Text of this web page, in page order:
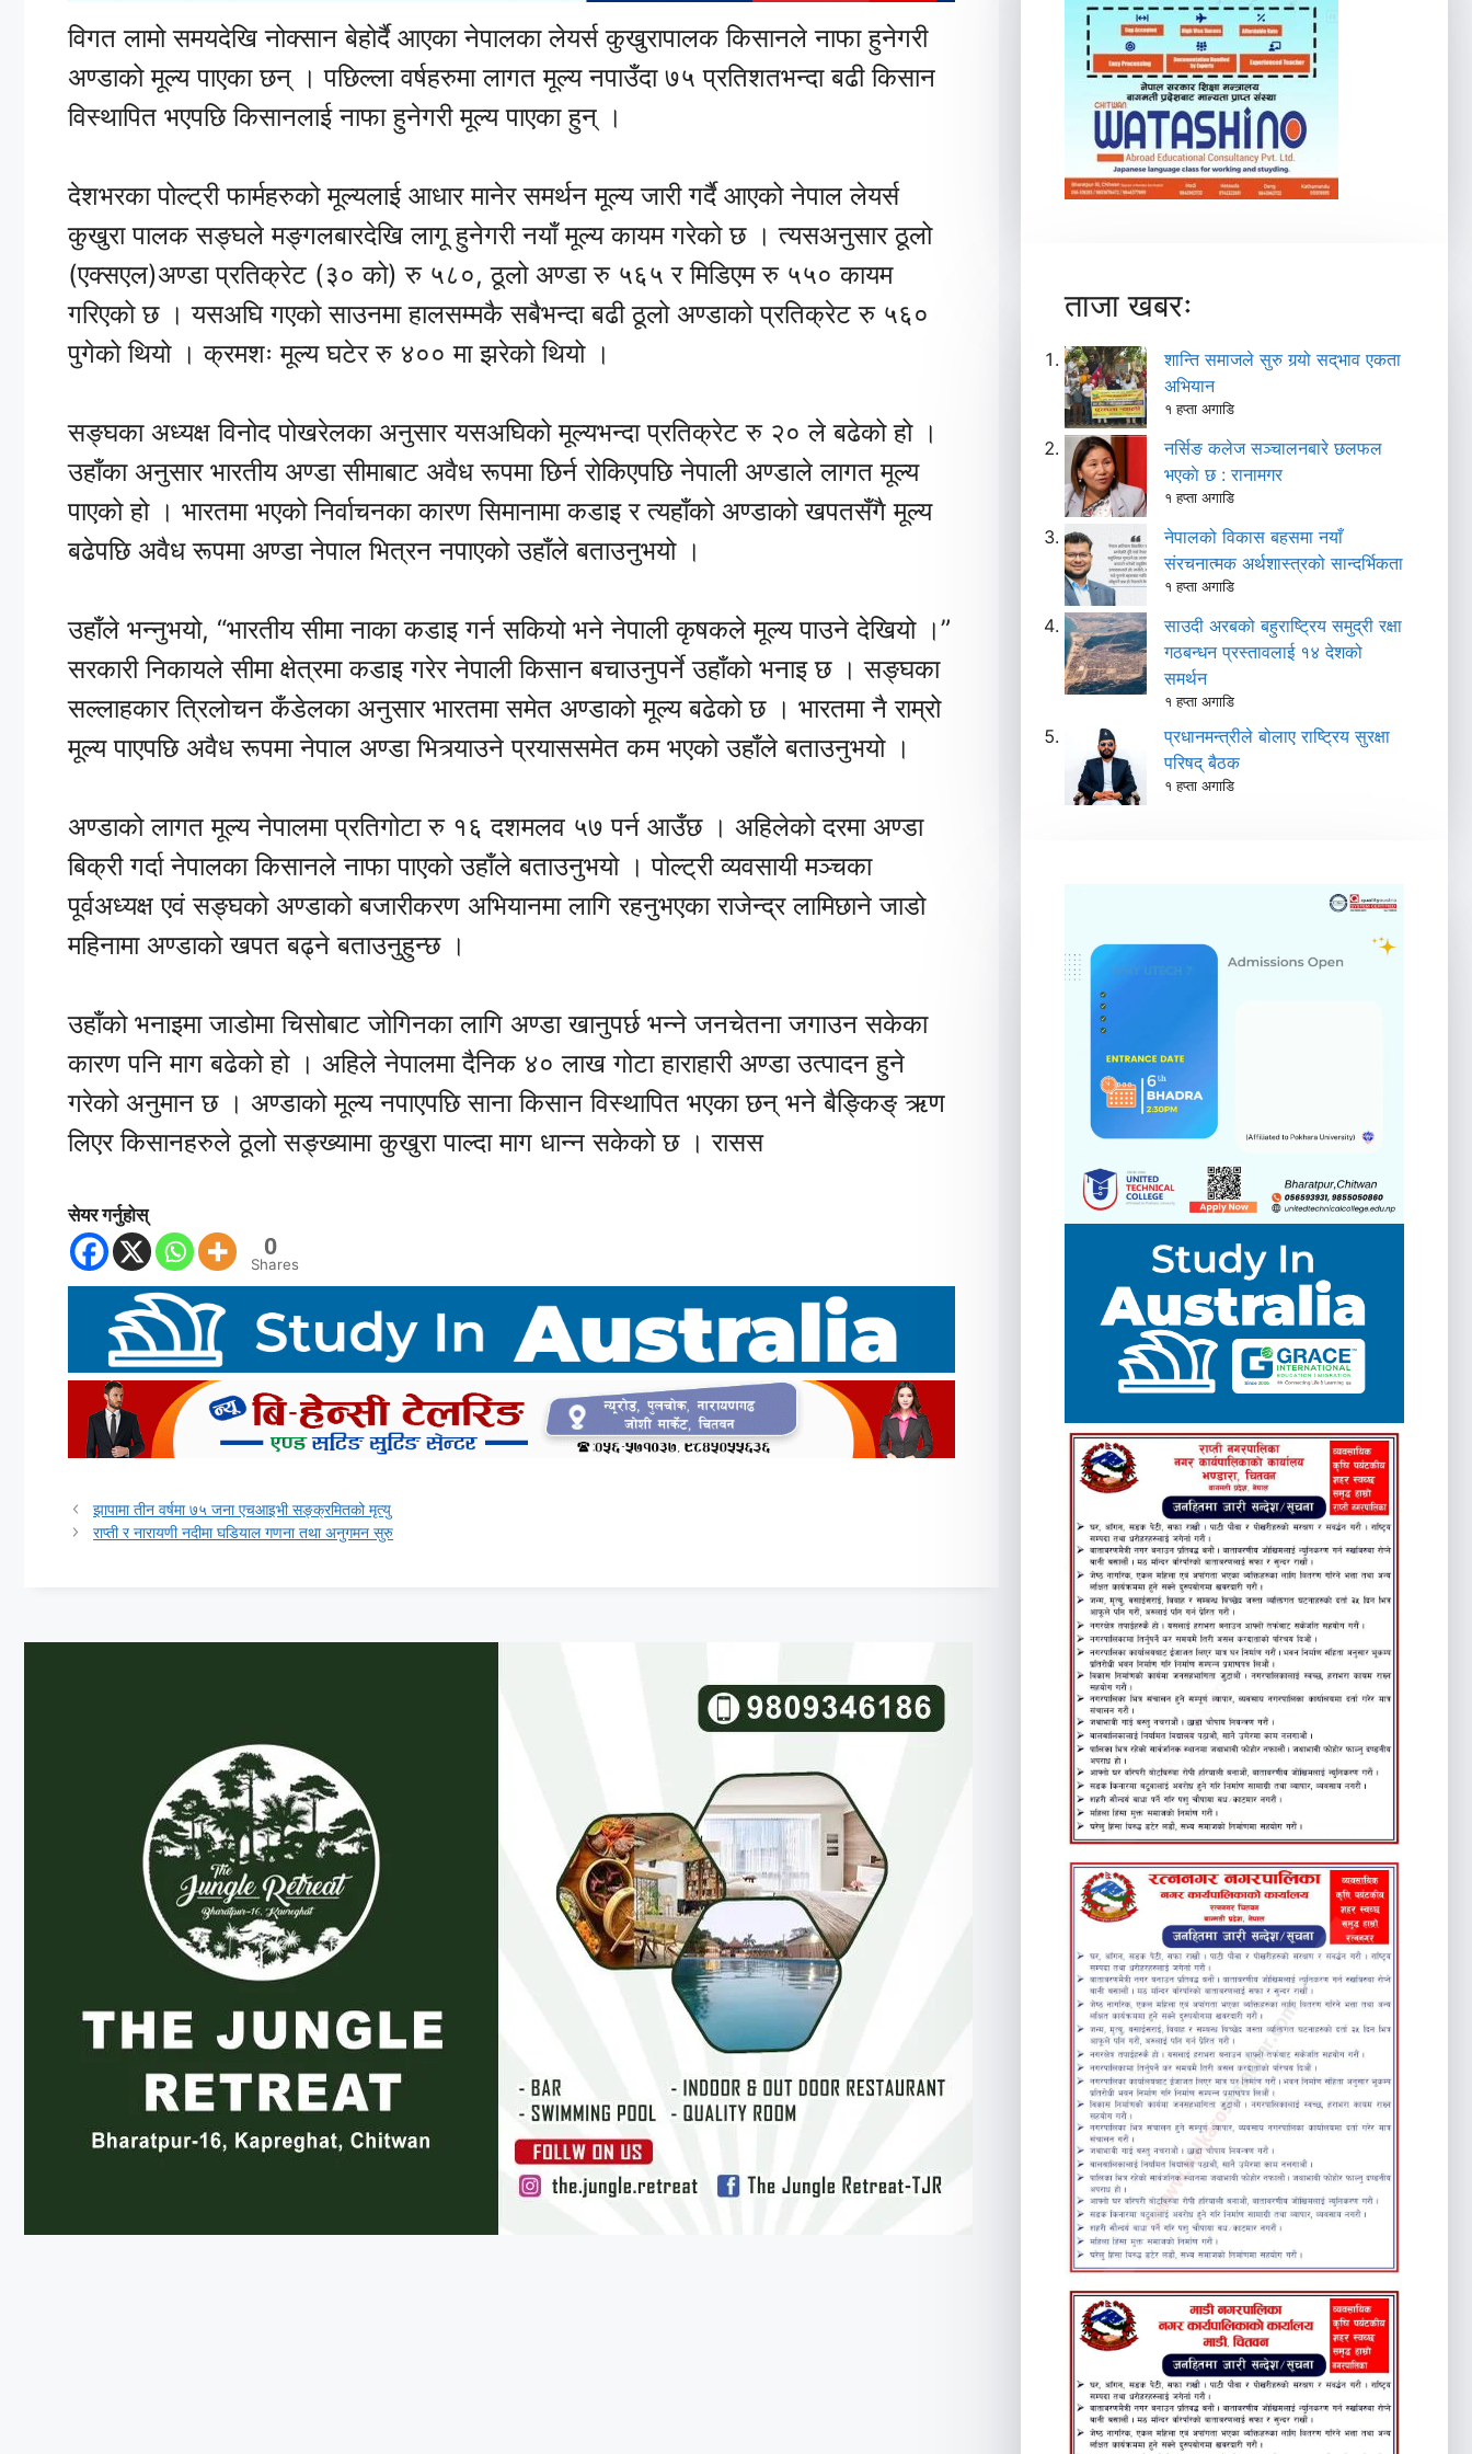
विगत लामो समयदेखि नोक्सान बेहोर्दै आएका नेपालका लेयर्स कुखुरापालक किसानले नाफा हुनेगरी
अण्डाको मूल्य पाएका छन् । पछिल्ला वर्षहरुमा लागत मूल्य नपाउँदा ७५ प्रतिशतभन्दा बढी किसान
विस्थापित भएपछि किसानलाई नाफा हुनेगरी मूल्य पाएका हुन् ।
देशभरका पोल्ट्री फार्महरुको मूल्यलाई आधार मानेर समर्थन मूल्य जारी गर्दै आएको नेपाल लेयर्स
कुखुरा पालक सङ्घले मङ्गलबारदेखि लागू हुनेगरी नयाँ मूल्य कायम गरेको छ । त्यसअनुसार ठूलो
(एक्सएल)अण्डा प्रतिक्रेट (३० को) रु ५८०, ठूलो अण्डा रु ५६५ र मिडिएम रु ५५० कायम
गरिएको छ । यसअघि गएको साउनमा हालसम्मकै सबैभन्दा बढी ठूलो अण्डाको प्रतिक्रेट रु ५६०
पुगेको थियो । क्रमशः मूल्य घटेर रु ४०० मा झरेको थियो ।
सङ्घका अध्यक्ष विनोद पोखरेलका अनुसार यसअघिको मूल्यभन्दा प्रतिक्रेट रु २० ले बढेको हो ।
उहाँका अनुसार भारतीय अण्डा सीमाबाट अवैध रूपमा छिर्न रोकिएपछि नेपाली अण्डाले लागत मूल्य
पाएको हो । भारतमा भएको निर्वाचनका कारण सिमानामा कडाइ र त्यहाँको अण्डाको खपतसँगै मूल्य
बढेपछि अवैध रूपमा अण्डा नेपाल भित्रन नपाएको उहाँले बताउनुभयो ।
उहाँले भन्नुभयो, “भारतीय सीमा नाका कडाइ गर्न सकियो भने नेपाली कृषकले मूल्य पाउने देखियो ।”
सरकारी निकायले सीमा क्षेत्रमा कडाइ गरेर नेपाली किसान बचाउनुपर्ने उहाँको भनाइ छ । सङ्घका
सल्लाहकार त्रिलोचन कँडेलका अनुसार भारतमा समेत अण्डाको मूल्य बढेको छ । भारतमा नै राम्रो
मूल्य पाएपछि अवैध रूपमा नेपाल अण्डा भित्र्याउने प्रयाससमेत कम भएको उहाँले बताउनुभयो ।
अण्डाको लागत मूल्य नेपालमा प्रतिगोटा रु १६ दशमलव ५७ पर्न आउँछ । अहिलेको दरमा अण्डा
बिक्री गर्दा नेपालका किसानले नाफा पाएको उहाँले बताउनुभयो । पोल्ट्री व्यवसायी मञ्चका
पूर्वअध्यक्ष एवं सङ्घको अण्डाको बजारीकरण अभियानमा लागि रहनुभएका राजेन्द्र लामिछाने जाडो
महिनामा अण्डाको खपत बढ्ने बताउनुहुन्छ ।
उहाँको भनाइमा जाडोमा चिसोबाट जोगिनका लागि अण्डा खानुपर्छ भन्ने जनचेतना जगाउन सकेका
कारण पनि माग बढेको हो । अहिले नेपालमा दैनिक ४० लाख गोटा हाराहारी अण्डा उत्पादन हुने
गरेको अनुमान छ । अण्डाको मूल्य नपाएपछि साना किसान विस्थापित भएका छन् भने बैङ्किङ् ऋण
लिएर किसानहरुले ठूलो सङ्ख्यामा कुखुरा पाल्दा माग धान्न सकेको छ । रासस
सेयर गर्नुहोस्
0
Shares
झापामा तीन वर्षमा ७५ जना एचआइभी सङ्क्रमितको मृत्यु
राप्ती र नारायणी नदीमा घडियाल गणना तथा अनुगमन सुरु
ताजा खबरः
शान्ति समाजले सुरु गर्‍यो सद्‌भाव एकता
अभियान
१ हप्ता अगाडि
नर्सिङ कलेज सञ्चालनबारे छलफल
भएकाे छ : रानामगर
१ हप्ता अगाडि
नेपालको विकास बहसमा नयाँ
संरचनात्मक अर्थशास्त्रको सान्दर्भिकता
१ हप्ता अगाडि
साउदी अरबको बहुराष्ट्रिय समुद्री रक्षा
गठबन्धन प्रस्तावलाई १४ देशको
समर्थन
१ हप्ता अगाडि
प्रधानमन्त्रीले बोलाए राष्ट्रिय सुरक्षा
परिषद् बैठक
१ हप्ता अगाडि